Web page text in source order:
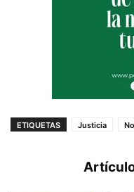
ETIQUETAS Justicia